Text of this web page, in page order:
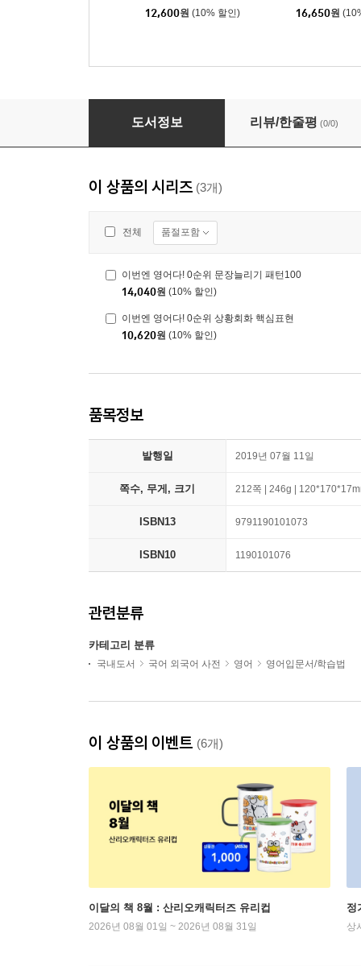
12,600원 (10% 할인) 16,650원
이번엔 영어다! 0순위 왕초보 패턴 100
도서정보 리뷰/한줄평 (0/0)
이 상품의 시리즈 (3개)
전체 품절포함
이번엔 영어다! 0순위 문장늘리기 패턴100
14,040원 (10% 할인)
이번엔 영어다! 0순위 상황회화 핵심표현
10,620원 (10% 할인)
품목정보
발행일 2019년 07월 11일
쪽수, 무게, 크기 212쪽 | 246g |
ISBN13 9791190101073
ISBN10 1190101076
관련분류
카테고리 분류
국내도서 국어 외국어 사전 영어 영어입문서/학습법
이 상품의 이벤트 (6개)
이달의 책 8월 : 산리오캐릭터즈 유리컵
2026년 08월 01일 ~ 2026년 08월 31일
정
상